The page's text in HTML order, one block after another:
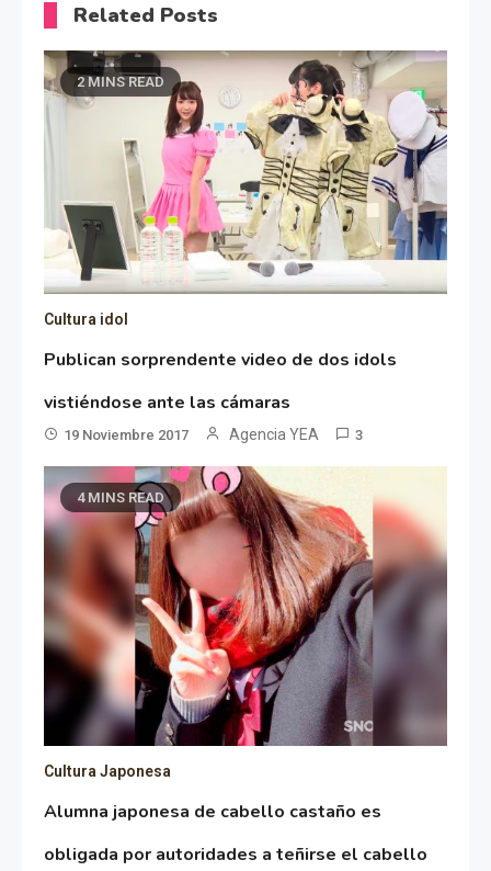
Related Posts
2 MINS READ
Cultura idol
Publican sorprendente video de dos idols
vistiéndose ante las cámaras
19 Noviembre 2017 Agencia YEA 3
4 MINS READ
Cultura Japonesa
Alumna japonesa de cabello castaño es
obligada por autoridades a teñirse el cabello